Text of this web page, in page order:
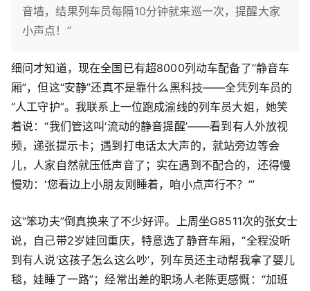
音墙，结果列车员每隔10分钟就来巡一次，提醒大家
小声点！”
细问才知道，现在全国已有超8000列动车配备了“静音车
厢”，但这“安静”还真不是靠什么黑科技——全凭列车员的
“人工守护”。我联系上一位跑成渝线的列车员大姐，她笑
着说：“我们管这叫‘流动的静音提醒’——看到有人外放视
频，递张提示卡；遇到打电话太大声的，就站旁边等会
儿，人家自然就压低声音了；实在遇到不配合的，还得慢
慢劝：‘您看边上小朋友刚睡着，咱小点声行不？’”
这“笨功夫”倒真换来了不少好评。上周坐G8511次的张女士
说，自己带2岁娃回重庆，特意选了静音车厢，“全程没听
到有人说‘这孩子怎么这么吵’，列车员还主动帮我拿了婴儿
毯，娃睡了一路”；经常出差的职场人老陈更感慨：“加班